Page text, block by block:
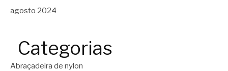
agosto 2024
Categorias
Abraçadeira de nylon